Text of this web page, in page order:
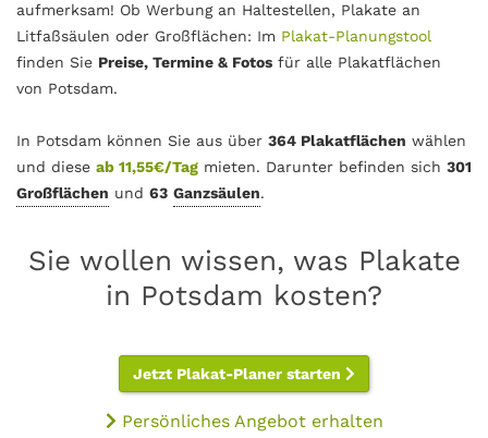
aufmerksam! Ob Werbung an Haltestellen, Plakate an
Litfaßsäulen oder Großflächen: Im Plakat-Planungstool
finden Sie Preise, Termine & Fotos für alle Plakatflächen
von Potsdam.
In Potsdam können Sie aus über 364 Plakatflächen wählen
und diese ab 11,55€/Tag mieten. Darunter befinden sich 301
Großflächen und 63 Ganzsäulen.
Sie wollen wissen, was Plakate
in Potsdam kosten?
Jetzt Plakat-Planer starten
Persönliches Angebot erhalten